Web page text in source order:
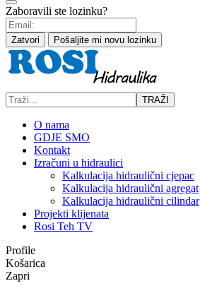
Zaboravili ste lozinku?
Zatvori Pošaljite mi novu lozinku
TRAŽI
O nama
GDJE SMO
Kontakt
Izračuni u hidraulici
Kalkulacija hidraulični cjepac
Kalkulacija hidraulični agregat
Kalkulacija hidraulični cilindar
Projekti klijenata
Rosi Teh TV
Profile
Košarica
Zapri